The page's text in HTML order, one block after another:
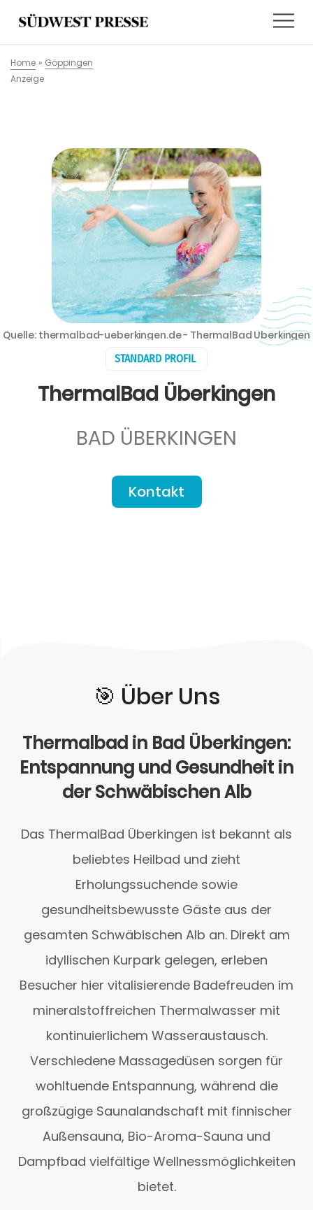
Home » Göppingen
Anzeige
STANDARD PROFIL
ThermalBad Überkingen
BAD ÜBERKINGEN
Kontakt
Quelle: thermalbad-ueberkingen.de - ThermalBad Überkingen
🎯️ Über Uns
Thermalbad in Bad Überkingen:
Entspannung und Gesundheit in
der Schwäbischen Alb
Das ThermalBad Überkingen ist bekannt als
beliebtes Heilbad und zieht
Erholungssuchende sowie
gesundheitsbewusste Gäste aus der
gesamten Schwäbischen Alb an. Direkt am
idyllischen Kurpark gelegen, erleben
Besucher hier vitalisierende Badefreuden im
mineralstoffreichen Thermalwasser mit
kontinuierlichem Wasseraustausch.
Verschiedene Massagedüsen sorgen für
wohltuende Entspannung, während die
großzügige Saunalandschaft mit finnischer
Außensauna, Bio-Aroma-Sauna und
Dampfbad vielfältige Wellnessmöglichkeiten
bietet.